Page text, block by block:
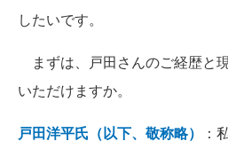
したいです。
まずは、戸田さんのご経歴と
いただけますか。
戸田洋平氏（以下、敬称略）
：